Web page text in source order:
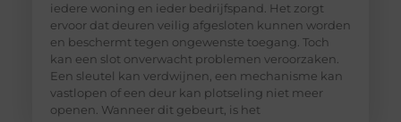
iedere woning en ieder bedrijfspand. Het zorgt
ervoor dat deuren veilig afgesloten kunnen worden
en beschermt tegen ongewenste toegang. Toch
kan een slot onverwacht problemen veroorzaken.
Een sleutel kan verdwijnen, een mechanisme kan
vastlopen of een deur kan plotseling niet meer
openen. Wanneer dit gebeurt, is het